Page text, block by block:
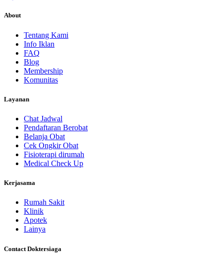
About
Tentang Kami
Info Iklan
FAQ
Blog
Membership
Komunitas
Layanan
Chat Jadwal
Pendaftaran Berobat
Belanja Obat
Cek Ongkir Obat
Fisioterapi dirumah
Medical Check Up
Kerjasama
Rumah Sakit
Klinik
Apotek
Lainya
Contact Doktersiaga